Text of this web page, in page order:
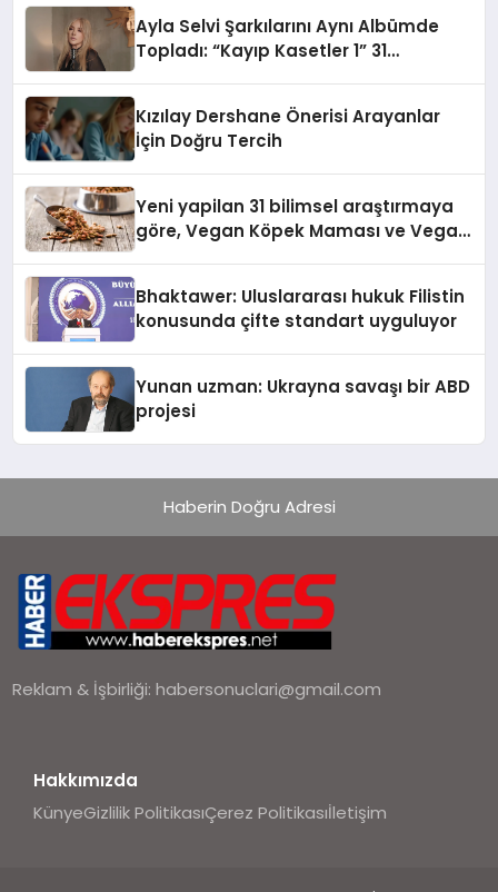
Ayla Selvi Şarkılarını Aynı Albümde
Topladı: “Kayıp Kasetler 1” 31
Kızılay Dershane Önerisi Arayanlar
İçin Doğru Tercih
Yeni yapilan 31 bilimsel araştırmaya
göre, Vegan Köpek Maması ve Vegan
Bhaktawer: Uluslararası hukuk Filistin
konusunda çifte standart uyguluyor
Yunan uzman: Ukrayna savaşı bir ABD
projesi
Haberin Doğru Adresi
Reklam & İşbirliği:habersonuclari@gmail.com
Hakkımızda
KünyeGizlilik PolitikasıÇerez Politikasıİletişim